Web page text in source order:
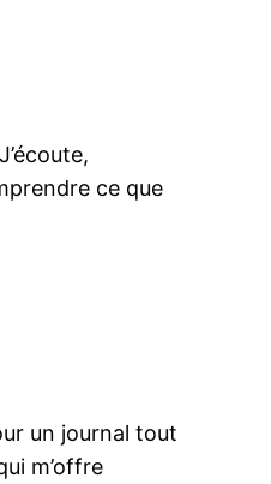
ce que
un journal tout
m’offre